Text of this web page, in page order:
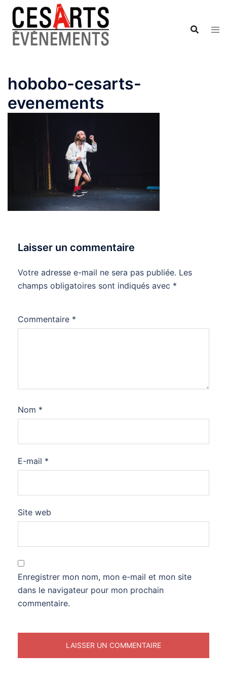
Aller
contenu
hobobo-cesarts-
evenements
Laisser un commentaire
Votre adresse e-mail ne sera pas publiée. Les
champs obligatoires sont indiqués avec *
Commentaire *
Nom *
E-mail *
Site web
Enregistrer mon nom, mon e-mail et mon site
dans le navigateur pour mon prochain
commentaire.